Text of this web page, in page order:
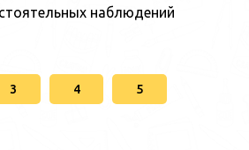
наблюдений
3 4 5